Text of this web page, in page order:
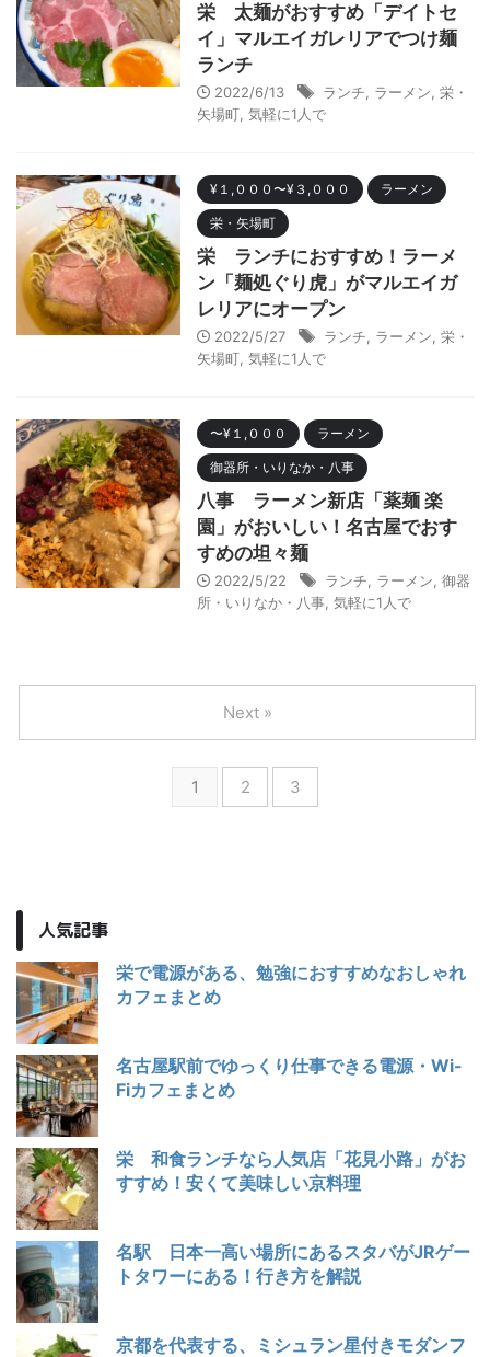
栄 太麺がおすすめ「デイトセ
イ」マルエイガレリアでつけ麺
ランチ
2022/6/13 ランチ ラーメン 栄・
矢場町 気軽に1人で
¥１,０００〜¥３,０００ ラーメン
栄・矢場町
栄 ランチにおすすめ！ラーメ
ン「麺処ぐり虎」がマルエイガ
レリアにオープン
2022/5/27 ランチ ラーメン 栄・
矢場町 気軽に1人で
〜¥１,０００ ラーメン
御器所・いりなか・八事
八事 ラーメン新店「薬麺 楽
園」がおいしい！名古屋でおす
すめの坦々麺
2022/5/22 ランチ ラーメン 御器
所・いりなか・八事 気軽に1人で
1 2 3
Next »
人気記事
栄で電源がある、勉強におすすめなおしゃれ
カフェまとめ
名古屋駅前でゆっくり仕事できる電源・Wi-
Fiカフェまとめ
栄 和食ランチなら人気店「花見小路」がお
すすめ！安くて美味しい京料理
名駅 日本一高い場所にあるスタバがJRゲー
トタワーにある！行き方を解説
京都を代表する、ミシュラン星付きモダンフ